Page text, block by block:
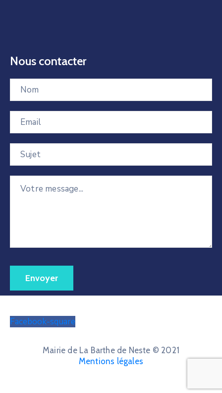
Nous contacter
Facebook-square
Mairie de La Barthe de Neste © 2021
Mentions légales